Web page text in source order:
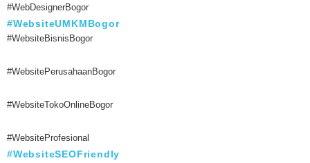
#WebDesignerBogor
#WebsiteUMKMBogor
#WebsiteBisnisBogor
#WebsitePerusahaanBogor
#WebsiteTokoOnlineBogor
#WebsiteProfesional
#WebsiteSEOFriendly